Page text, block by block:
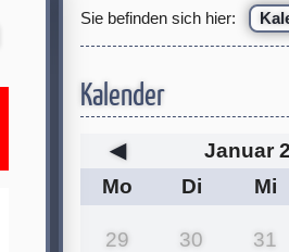
Sie befinden sich hier:
Kalender
◀
Januar
Mo
Di Mi
29 30 31